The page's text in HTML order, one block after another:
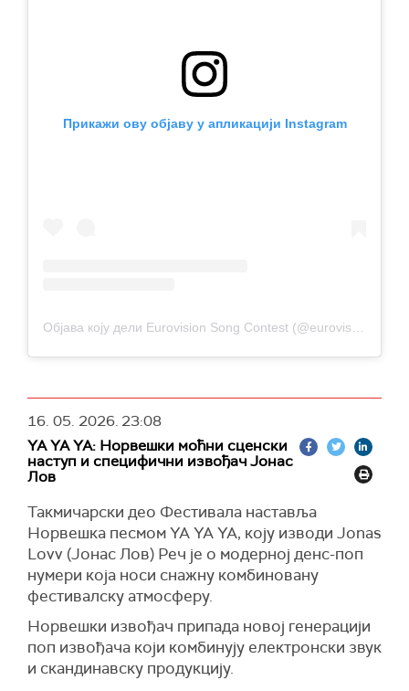
Прикажи ову објаву у апликацији Instagram
16. 05. 2026.23:08
YA YA YA: Норвешки моћни сценски
наступ и специфични извођач Јонас
Лов
Такмичарски део Фестивала наставља
Норвешка песмом YA YA YA, коју изводи Jonas
Lovv (Јонас Лов) Реч је о модерној денс-поп
нумери која носи снажну комбиновану
фестивалску атмосферу.
Норвешки извођач припада новој генерацији
поп извођача који комбинују електронски звук
и скандинавску продукцију.